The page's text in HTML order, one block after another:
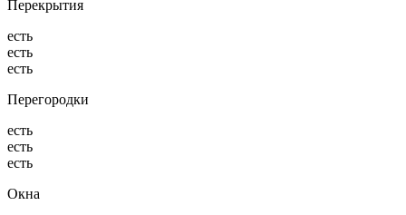
Перекрытия
есть
есть
есть
Перегородки
есть
есть
есть
Окна